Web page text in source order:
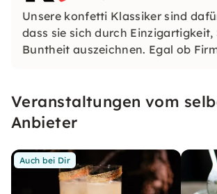
Unsere konfetti Klassiker sind
dass sie sich durch Einzigartigkeit,
Buntheit auszeichnen. Egal ob
erleben, welches Du so schnell
wirst.
Veranstaltungen vom
Anbieter
Auch bei Dir